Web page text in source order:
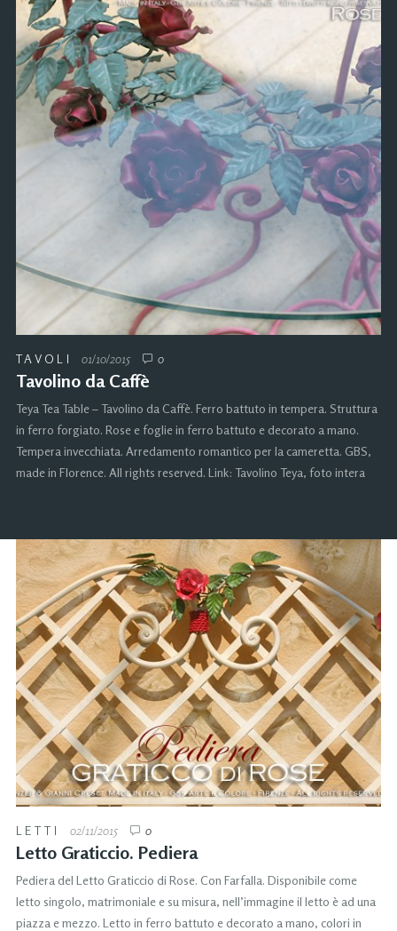
TAVOLI 01/10/2015 0
Tavolino da Caffè
Teya Tea Table – Tavolino da Caffè. Ferro battuto in tempera. Struttura
in ferro forgiato. Rose e foglie in ferro battuto e decorato a mano.
Tempera invecchiata. Arredamento romantico per la cameretta. GBS,
made in Florence. All rights reserved. Link: Tavolino Teya, foto intera
LETTI 02/11/2015 0
Letto Graticcio. Pediera
Pediera del Letto Graticcio di Rose. Con Farfalla. Disponibile come
letto singolo, matrimoniale e su misura, nell’immagine il letto è ad una
piazza e mezzo. Letto in ferro battuto e decorato a mano, colori in